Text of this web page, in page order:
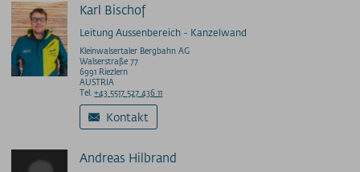
Karl Bischof
Leitung Aussenbereich - Kanzelwand
Kleinwalsertaler Bergbahn AG
Walserstraße 77
6991 Riezlern
AUSTRIA
Tel.+43 5517 527 436 11
Kontakt
Andreas Hilbrand